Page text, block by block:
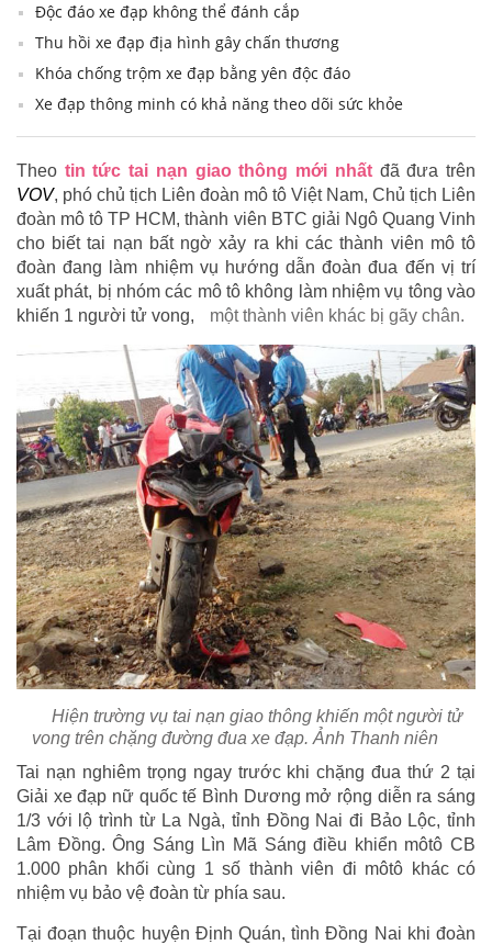
Độc đáo xe đạp không thể đánh cắp
Thu hồi xe đạp địa hình gây chấn thương
Khóa chống trộm xe đạp bằng yên độc đáo
Xe đạp thông minh có khả năng theo dõi sức khỏe
Theo tin tức tai nạn giao thông mới nhất đã đưa trên
VOV, phó chủ tịch Liên đoàn mô tô Việt Nam, Chủ tịch Liên
đoàn mô tô TP HCM, thành viên BTC giải Ngô Quang Vinh
cho biết tai nạn bất ngờ xảy ra khi các thành viên mô tô
đoàn đang làm nhiệm vụ hướng dẫn đoàn đua đến vị trí
xuất phát, bị nhóm các mô tô không làm nhiệm vụ tông vào
khiến 1 người tử vong,
một thành viên khác bị gãy chân.
Hiện trường vụ tai nạn giao thông khiến một người tử
vong trên chặng đường đua xe đạp. Ảnh Thanh niên
Tai nạn nghiêm trọng ngay trước khi chặng đua thứ 2 tại
Giải xe đạp nữ quốc tế Bình Dương mở rộng diễn ra sáng
1/3 với lộ trình từ La Ngà, tỉnh Đồng Nai đi Bảo Lộc, tỉnh
Lâm Đồng. Ông Sáng Lìn Mã Sáng điều khiển môtô CB
1.000 phân khối cùng 1 số thành viên đi môtô khác có
nhiệm vụ bảo vệ đoàn từ phía sau.
Tại đoạn thuộc huyện Định Quán, tình Đồng Nai khi đoàn